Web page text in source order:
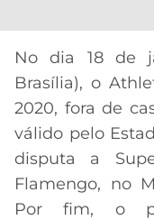
No dia 18 de
Brasília), o
2020, fora de
válido pelo
disputa a
Flamengo, no
Por fim, o